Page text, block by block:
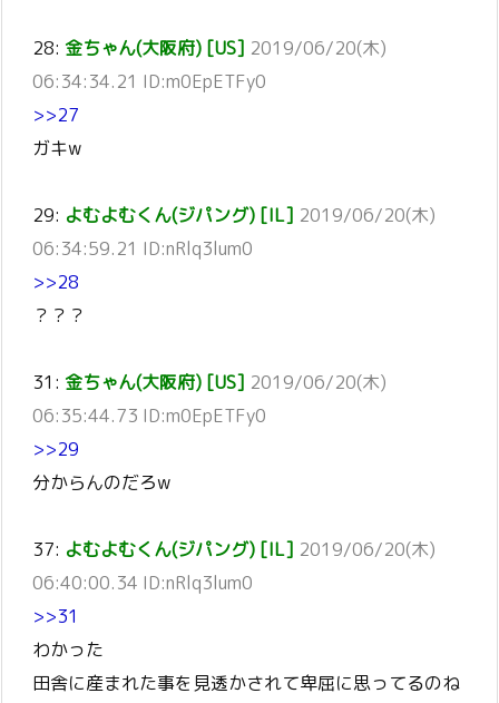
28: 金ちゃん(大阪府) [US] 2019/06/20(木)
06:34:34.21 ID:m0EpETFy0
>>27
ガキw
29: よむよむくん(ジパング) [IL] 2019/06/20(木)
06:34:59.21 ID:nRlq3lum0
>>28
？？？
31: 金ちゃん(大阪府) [US] 2019/06/20(木)
06:35:44.73 ID:m0EpETFy0
>>29
分からんのだろw
37: よむよむくん(ジパング) [IL] 2019/06/20(木)
06:40:00.34 ID:nRlq3lum0
>>31
わかった
田舎に産まれた事を見透かされて卑屈に思ってるのね